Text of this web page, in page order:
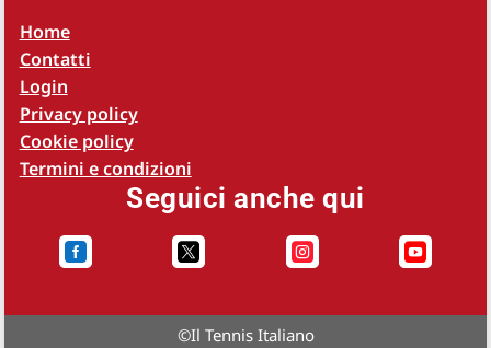
Home
Contatti
Login
Privacy policy
Cookie policy
Termini e condizioni
Seguici anche qui
   
©Il Tennis Italiano